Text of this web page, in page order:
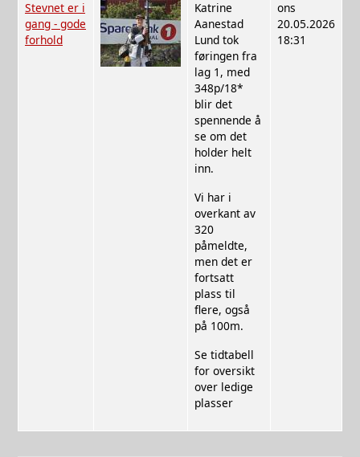
Stevnet er i
gang - gode
forhold
Katrine
Aanestad
Lund tok
føringen fra
lag 1, med
348p/18*
blir det
spennende å
se om det
holder helt
inn.
Vi har i
overkant av
320
påmeldte,
men det er
fortsatt
plass til
flere, også
på 100m.
Se tidtabell
for oversikt
over ledige
plasser
ons
20.05.2026
18:31